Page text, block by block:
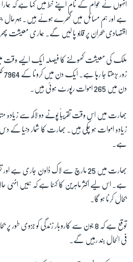
انہوں نے عوام کے نام اپنے خط میں کہا ہے کہ
ہے اور ہم مسائل میں گھرے ہوئے ہیں۔ بہرحال
اقتصادی بحران پر قابو پا لیں گے۔ ہماری معیشت
ملک کی معیشت کھولنے کا فیصلہ ایک ایسے وقت
دن میں 265 اموات رپورٹ ہوئی ہیں۔
بھارت میں اس وقت تقریباً پونے دو لاکھ سے زیادہ
زیادہ اموات ہو چکی ہیں۔ بھارت کا شمار دنیا کے
ہے۔
بھارت میں 25 مارچ سے لاک ڈاون جاری ہے
ہے۔ اس لیے اکثر ماہرین کا کہنا ہے کہ ہمیں انہی
بحال کرنا ہو گا۔
توقع ہے کہ 8 جون سے کاروبار زندگی کو جزوی
فی الحال بند رہیں گے۔